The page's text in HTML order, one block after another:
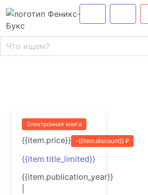
Электронная книга
{{item.price}} -{{item.discount}} ₽
{{item.title_limited}}
{{item.publication_year}}